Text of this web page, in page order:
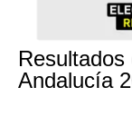
Andalucía